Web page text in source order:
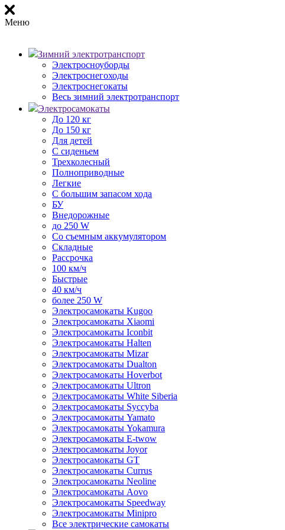
Меню
Зимний электротранспорт
Электросноуборды
Электроснегоходы
Электроснегокаты
Весь зимний электротранспорт
Электросамокаты
До 120 кг
До 150 кг
Для детей
С сиденьем
Трехколесный
Полноприводные
Легкие
С большим запасом хода
БУ
Внедорожные
до 250 W
Со съемным аккумулятором
Складные
Рассрочка
100 км/ч
Быстрые
40 км/ч
более 250 W
Электросамокаты Kugoo
Электросамокаты Xiaomi
Электросамокаты Iconbit
Электросамокаты Halten
Электросамокаты Mizar
Электросамокаты Dualton
Электросамокаты Hoverbot
Электросамокаты Ultron
Электросамокаты White Siberia
Электросамокаты Syccyba
Электросамокаты Yamato
Электросамокаты Yokamura
Электросамокаты E-twow
Электросамокаты Joyor
Электросамокаты GT
Электросамокаты Currus
Электросамокаты Neoline
Электросамокаты Aovo
Электросамокаты Speedway
Электросамокаты Minipro
Все электрические самокаты